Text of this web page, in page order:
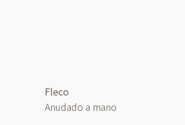
Fleco
Anudado a mano